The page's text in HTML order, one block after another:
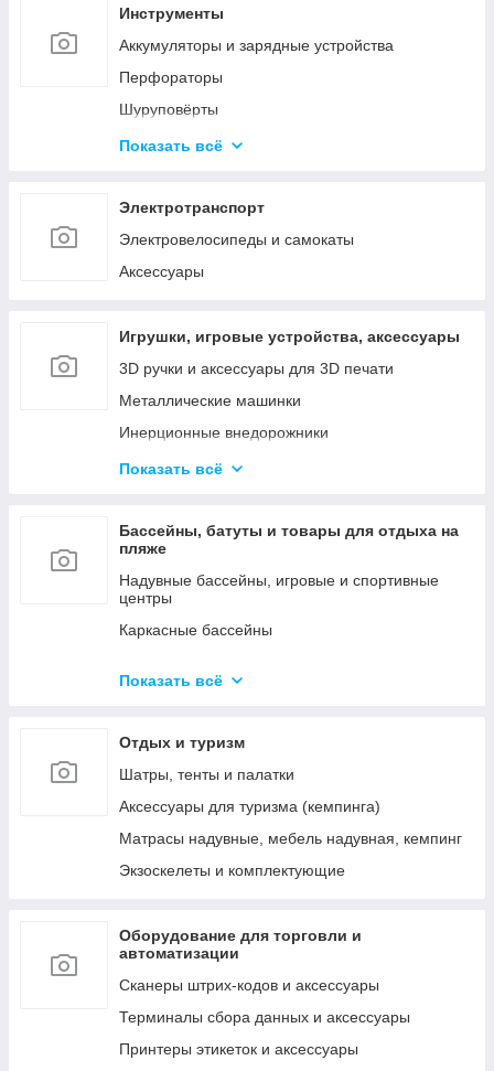
Очистители высокого давления
Триммеры и электрокосы
Акссесуары
Инструменты
Аккумуляторы и зарядные устройства
Перфораторы
Шуруповёрты
Шлифовальные машины
Наборы инструментов
Сетевые инструменты
Контрольно - измерительные приборы
Показать всё
Электротранспорт
Электровелосипеды и самокаты
Аксессуары
Игрушки, игровые устройства, аксессуары
3D ручки и аксессуары для 3D печати
Металлические машинки
Инерционные внедорожники
Радиоуправляемые машинки и роботы
Конструкторы
Показать всё
Бассейны, батуты и товары для отдыха на
пляже
Надувные бассейны, игровые и спортивные
центры
Каркасные бассейны
Лестницы, тенты, подложки и др. аксессуары
аксессуаров
Пляжные надувные матрасы и шезлонги
Обучение плаванию (нарукавники, жилеты и
т.д.)
Надувные игрушки для плавания/катания
Показать всё
Отдых и туризм
Шатры, тенты и палатки
Аксессуары для туризма (кемпинга)
Матрасы надувные, мебель надувная, кемпинг
Экзоскелеты и комплектующие
Оборудование для торговли и
автоматизации
Сканеры штрих-кодов и аксессуары
Терминалы сбора данных и аксессуары
Принтеры этикеток и аксессуары